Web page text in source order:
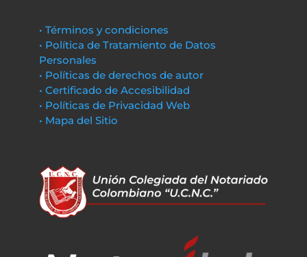
• Términos y condiciones
• Política de Tratamiento de Datos
Personales
• Políticas de derechos de autor
• Certificado de Accesibilidad
• Políticas de Privacidad Web
• Mapa del Sitio